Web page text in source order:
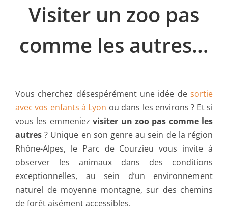
Visiter un zoo pas
comme les autres…
Vous cherchez désespérément une idée de sortie
avec vos enfants à Lyon ou dans les environs ? Et si
vous les emmeniezvisiter un zoo pas comme les
autres ? Unique en son genre au sein de la région
Rhône-Alpes, le Parc de Courzieu vous invite à
observer les animaux dans des conditions
exceptionnelles, au sein d’un environnement
naturel de moyenne montagne, sur des chemins
de forêt aisément accessibles.